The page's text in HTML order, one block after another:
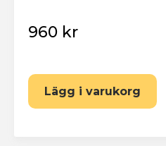
960 kr
Lägg i varukorg